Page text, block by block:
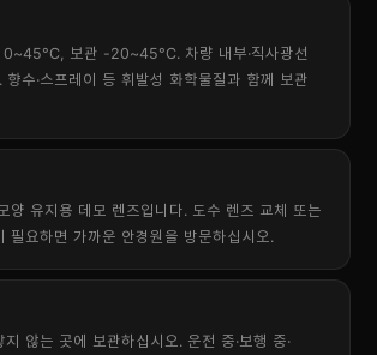
보관 -20~45°C. 차량 내부·직사광선
향수·스프레이 등 휘발성 화학물질과 함께 보관
양 유지용 데모 렌즈입니다. 도수 렌즈 교체 또는
필요하면 가까운 안경원을 방문하십시오.
않는 곳에 보관하십시오. 운전 중·보행 중·